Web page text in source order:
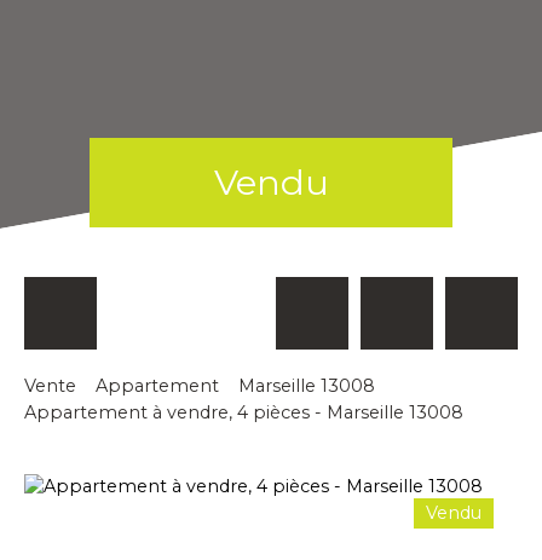
Vendu
Vente Appartement
Marseille 13008
Appartement à vendre, 4 pièces - Marseille 13008
Vendu